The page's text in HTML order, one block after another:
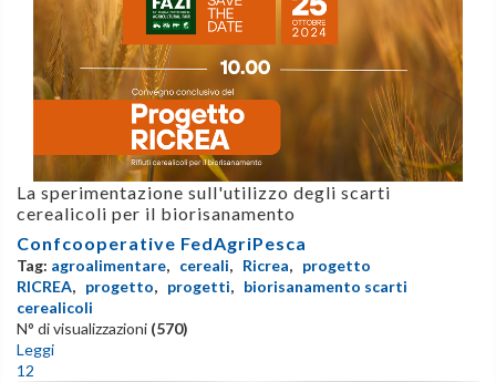
La sperimentazione sull'utilizzo degli scarti
cerealicoli per il biorisanamento
Confcooperative FedAgriPesca
Tag: agroalimentare, cereali, Ricrea, progetto
RICREA, progetto, progetti, biorisanamento scarti
cerealicoli
N° di visualizzazioni (570)
Leggi
1 2